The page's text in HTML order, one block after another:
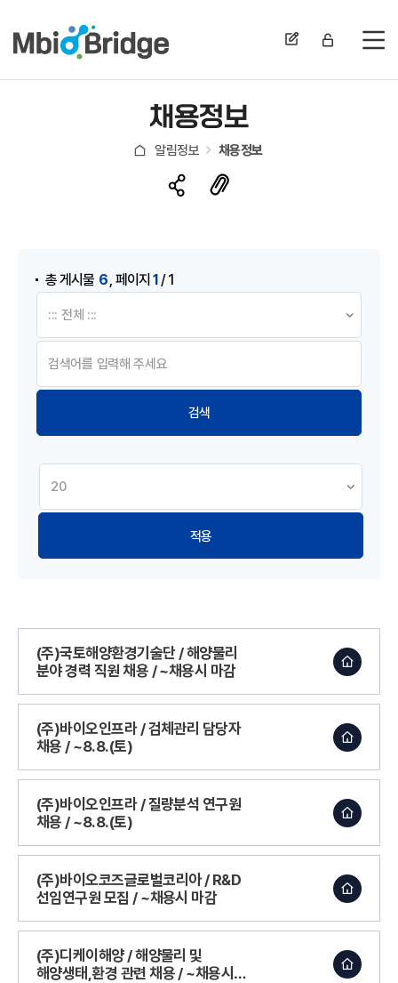
전
채용정보
알림정보 채용정보
총 게시물 6 ,페이지1/ 1
적용
(주)국토해양환경기술단 / 해양물리
분야 경력 직원 채용 / ~채용시 마감
(주)바이오인프라 / 검체관리 담당자
채용 / ~8.8.(토)
(주)바이오인프라 / 질량분석 연구원
채용 / ~8.8.(토)
(주)바이오코즈글로벌코리아 / R&D
선임연구원 모집 / ~채용시 마감
(주)디케이해양 / 해양물리 및
해양생태,환경 관련 채용 / ~채용시